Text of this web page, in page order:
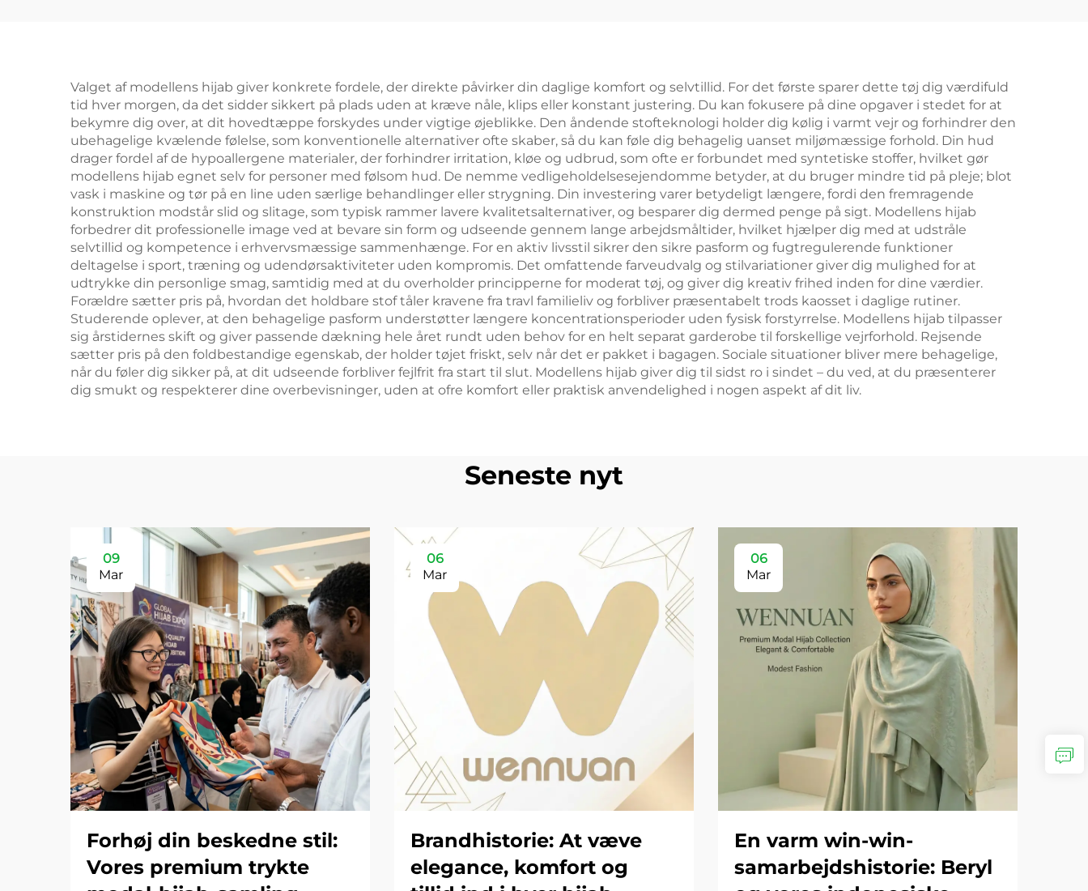
Valget af modellens hijab giver konkrete fordele, der direkte påvirker din daglige komfort og selvtillid. For det første sparer dette tøj dig værdifuld
tid hver morgen, da det sidder sikkert på plads uden at kræve nåle, klips eller konstant justering. Du kan fokusere på dine opgaver i stedet for at
bekymre dig over, at dit hovedtæppe forskydes under vigtige øjeblikke. Den åndende stofteknologi holder dig kølig i varmt vejr og forhindrer den
ubehagelige kvælende følelse, som konventionelle alternativer ofte skaber, så du kan føle dig behagelig uanset miljømæssige forhold. Din hud
drager fordel af de hypoallergene materialer, der forhindrer irritation, kløe og udbrud, som ofte er forbundet med syntetiske stoffer, hvilket gør
modellens hijab egnet selv for personer med følsom hud. De nemme vedligeholdelsesejendomme betyder, at du bruger mindre tid på pleje; blot
vask i maskine og tør på en line uden særlige behandlinger eller strygning. Din investering varer betydeligt længere, fordi den fremragende
konstruktion modstår slid og slitage, som typisk rammer lavere kvalitetsalternativer, og besparer dig dermed penge på sigt. Modellens hijab
forbedrer dit professionelle image ved at bevare sin form og udseende gennem lange arbejdsmåltider, hvilket hjælper dig med at udstråle
selvtillid og kompetence i erhvervsmæssige sammenhænge. For en aktiv livsstil sikrer den sikre pasform og fugtregulerende funktioner
deltagelse i sport, træning og udendørsaktiviteter uden kompromis. Det omfattende farveudvalg og stilvariationer giver dig mulighed for at
udtrykke din personlige smag, samtidig med at du overholder principperne for moderat tøj, og giver dig kreativ frihed inden for dine værdier.
Forældre sætter pris på, hvordan det holdbare stof tåler kravene fra travl familieliv og forbliver præsentabelt trods kaosset i daglige rutiner.
Studerende oplever, at den behagelige pasform understøtter længere koncentrationsperioder uden fysisk forstyrrelse. Modellens hijab tilpasser
sig årstidernes skift og giver passende dækning hele året rundt uden behov for en helt separat garderobe til forskellige vejrforhold. Rejsende
sætter pris på den foldbestandige egenskab, der holder tøjet friskt, selv når det er pakket i bagagen. Sociale situationer bliver mere behagelige,
når du føler dig sikker på, at dit udseende forbliver fejlfrit fra start til slut. Modellens hijab giver dig til sidst ro i sindet – du ved, at du præsenterer
dig smukt og respekterer dine overbevisninger, uden at ofre komfort eller praktisk anvendelighed i nogen aspekt af dit liv.
Seneste nyt
09
Mar
Forhøj din beskedne stil:
Vores premium trykte
06
Mar
Brandhistorie: At væve
elegance, komfort og
06
Mar
En varm win-win-
samarbejdshistorie: Beryl